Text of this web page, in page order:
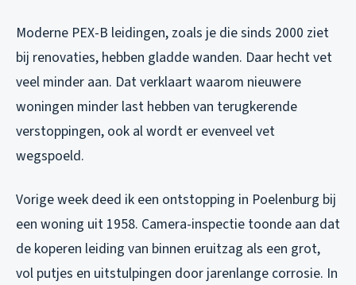
Moderne PEX-B leidingen, zoals je die sinds 2000 ziet
bij renovaties, hebben gladde wanden. Daar hecht vet
veel minder aan. Dat verklaart waarom nieuwere
woningen minder last hebben van terugkerende
verstoppingen, ook al wordt er evenveel vet
wegspoeld.
Vorige week deed ik een ontstopping in Poelenburg bij
een woning uit 1958. Camera-inspectie toonde aan dat
de koperen leiding van binnen eruitzag als een grot,
vol putjes en uitstulpingen door jarenlange corrosie. In